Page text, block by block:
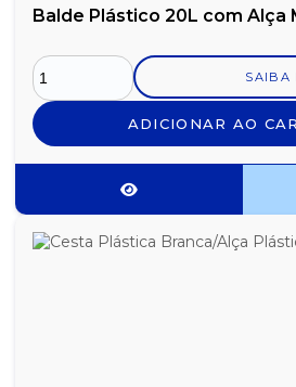
Balde Plástico 20L com Alça
SAIBA
ADICIONAR AO